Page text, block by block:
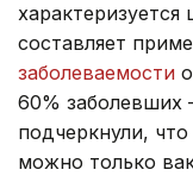
составляет
заболеваемости
60%
подчеркнули, что
можно только